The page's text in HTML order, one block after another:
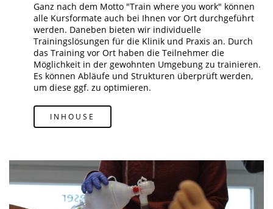
Ganz nach dem Motto "Train where you work" können
alle Kursformate auch bei Ihnen vor Ort durchgeführt
werden. Daneben bieten wir individuelle
Trainingslösungen für die Klinik und Praxis an. Durch
das Training vor Ort haben die Teilnehmer die
Möglichkeit in der gewohnten Umgebung zu trainieren.
Es können Abläufe und Strukturen überprüft werden,
um diese ggf. zu optimieren.
INHOUSE